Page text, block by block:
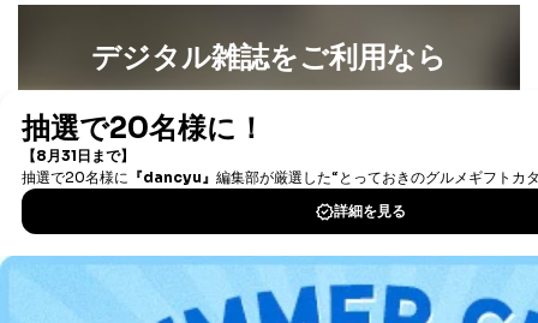
デジタル雑誌をご利用なら
書籍）が無料で読み放題！
DOWNLOAD FOR IOS
DOWNLOAD FOR ANDROID